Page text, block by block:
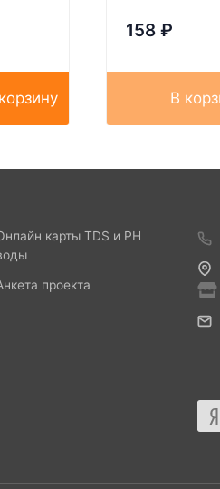
158 ₽
В
карты TDS и PH
проекта